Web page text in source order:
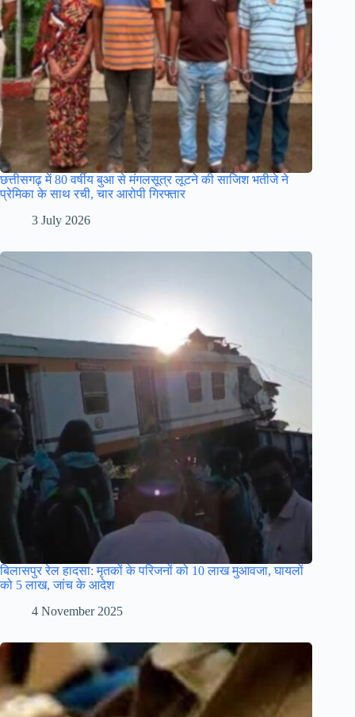
छत्तीसगढ़ में 80 वर्षीय बुआ से मंगलसूत्र लूटने की साजिश भतीजे ने
प्रेमिका के साथ रची, चार आरोपी गिरफ्तार
3 July 2026
बिलासपुर रेल हादसा: मृतकों के परिजनों को 10 लाख मुआवजा, घायलों
को 5 लाख, जांच के आदेश
4 November 2025